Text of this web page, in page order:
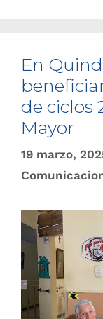
En
de ciclos
Mayor
19 marzo,